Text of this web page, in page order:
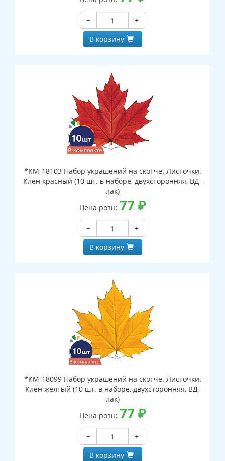
−
+
В корзину
*КМ-18103 Набор украшений на скотче. Листочки.
Клен красный (10 шт. в наборе, двухсторонняя, ВД-
лак)
Цена розн: 77 ₽
−
+
В корзину
*КМ-18099 Набор украшений на скотче. Листочки.
Клен желтый (10 шт. в наборе, двухсторонняя, ВД-
лак)
Цена розн: 77 ₽
−
+
В корзину